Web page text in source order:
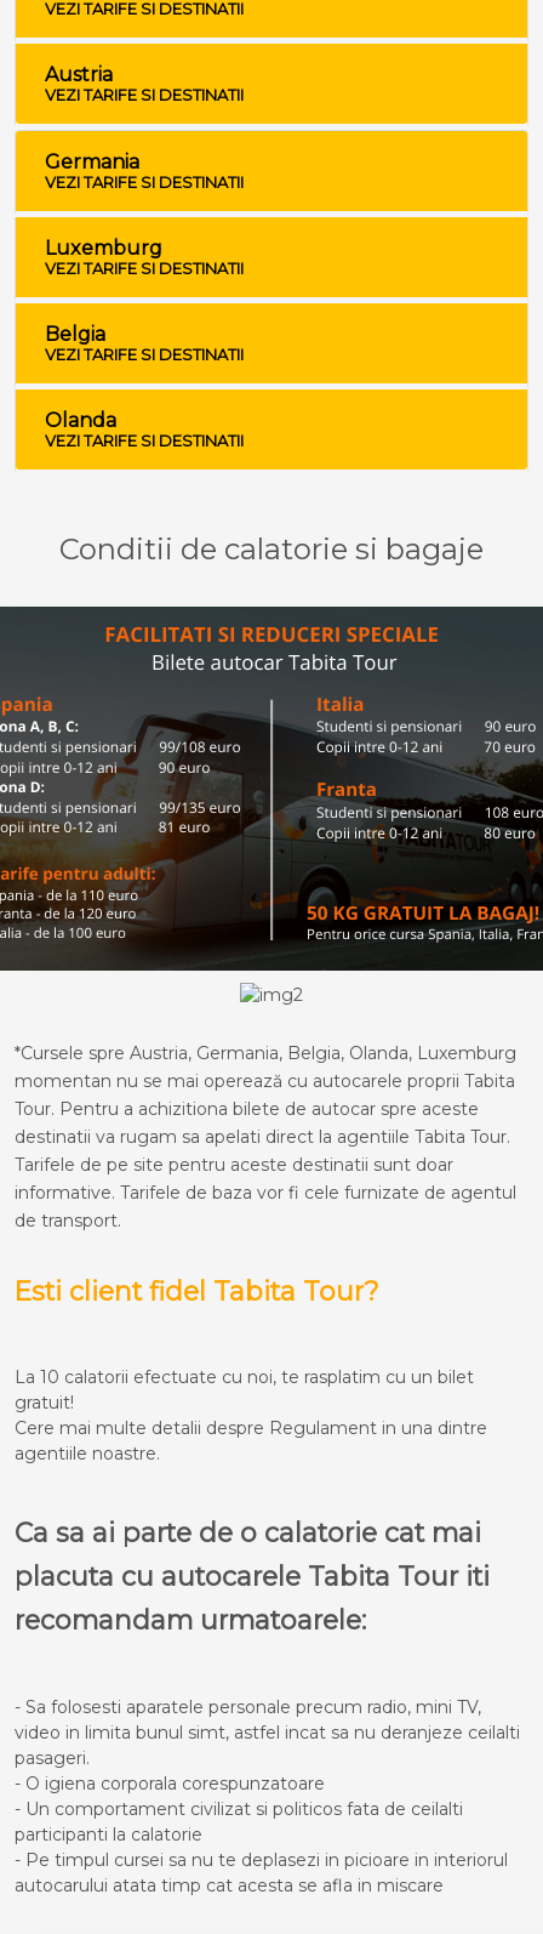
VEZI TARIFE SI DESTINATII
Austria
VEZI TARIFE SI DESTINATII
Germania
VEZI TARIFE SI DESTINATII
Luxemburg
VEZI TARIFE SI DESTINATII
Belgia
VEZI TARIFE SI DESTINATII
Olanda
VEZI TARIFE SI DESTINATII
Conditii de calatorie si bagaje
*Cursele spre Austria, Germania, Belgia, Olanda, Luxemburg
momentan nu se mai operează cu autocarele proprii Tabita
Tour. Pentru a achizitiona bilete de autocar spre aceste
destinatii va rugam sa apelati direct la agentiile Tabita Tour.
Tarifele de pe site pentru aceste destinatii sunt doar
informative. Tarifele de baza vor fi cele furnizate de agentul
de transport.
Esti client fidel Tabita Tour?
La 10 calatorii efectuate cu noi, te rasplatim cu un bilet
gratuit!
Cere mai multe detalii despre Regulament in una dintre
agentiile noastre.
Ca sa ai parte de o calatorie cat mai
placuta cu autocarele Tabita Tour iti
recomandam urmatoarele:
- Sa folosesti aparatele personale precum radio, mini TV,
video in limita bunul simt, astfel incat sa nu deranjeze ceilalti
pasageri.
- O igiena corporala corespunzatoare
- Un comportament civilizat si politicos fata de ceilalti
participanti la calatorie
- Pe timpul cursei sa nu te deplasezi in picioare in interiorul
autocarului atata timp cat acesta se afla in miscare